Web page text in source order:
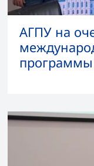
АГПУ на
программы